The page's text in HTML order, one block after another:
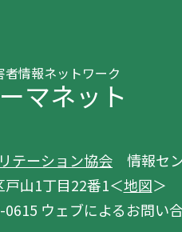
者情報ネットワーク
マネット
テーション協会 情報セ
山1丁目22番1＜地図＞
ウェブによるお問い